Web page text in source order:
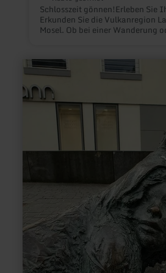
Schlosszeit gönnen!Erleben Sie
Erkunden Sie die Vulkanregion
Mosel. Ob bei einer Wanderung
Kulturschätze & und vieles mehr
mehr
erfahren
De
Beberijer
Gäßestrepper